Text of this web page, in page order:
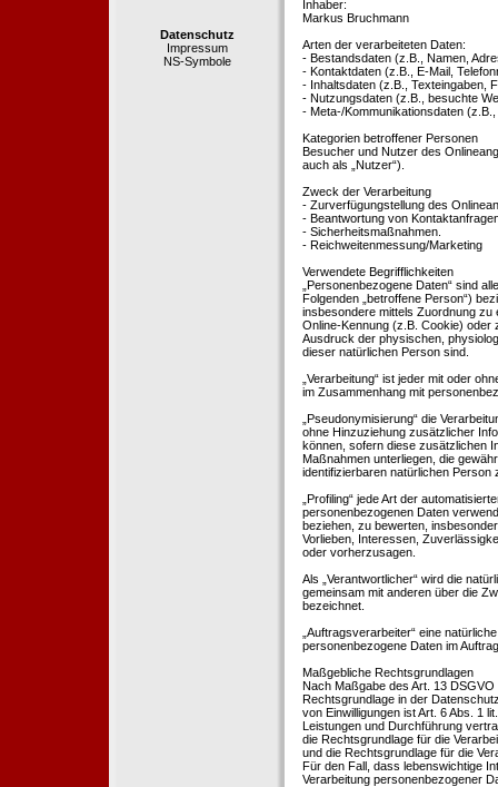
Datenschutz
Impressum
NS-Symbole
Inhaber:
Markus Bruchmann
Arten der verarbeiteten Daten:
- Bestandsdaten (z.B., Namen,
- Kontaktdaten (z.B., E-Mail,
- Inhaltsdaten (z.B., Texteingaben,
- Nutzungsdaten (z.B., besuchte
- Meta-/Kommunikationsdaten
Kategorien betroffener Personen
Besucher und Nutzer des
auch als „Nutzer“).
Zweck der Verarbeitung
- Zurverfügungstellung des
- Beantwortung von
- Sicherheitsmaßnahmen.
- Reichweitenmessung/Marketing
Verwendete Begrifflichkeiten
„Personenbezogene Daten“ sind
Folgenden „betroffene Person“)
insbesondere mittels Zuordnung zu
Online-Kennung (z.B. Cookie) oder
Ausdruck der physischen,
dieser natürlichen Person sind.
„Verarbeitung“ ist jeder mit oder
im Zusammenhang mit
„Pseudonymisierung“ die
ohne Hinzuziehung zusätzlicher
können, sofern diese zusätzlichen
Maßnahmen unterliegen, die
identifizierbaren natürlichen Person
„Profiling“ jede Art der
personenbezogenen Daten
beziehen, zu bewerten,
Vorlieben, Interessen,
oder vorherzusagen.
Als „Verantwortlicher“ wird die
gemeinsam mit anderen über die
bezeichnet.
„Auftragsverarbeiter“ eine
personenbezogene Daten im
Maßgebliche Rechtsgrundlagen
Nach Maßgabe des Art. 13
Rechtsgrundlage in der
von Einwilligungen ist Art. 6 Abs. 1
Leistungen und Durchführung
die Rechtsgrundlage für die
und die Rechtsgrundlage für die
Für den Fall, dass lebenswichtige
Verarbeitung personenbezogener